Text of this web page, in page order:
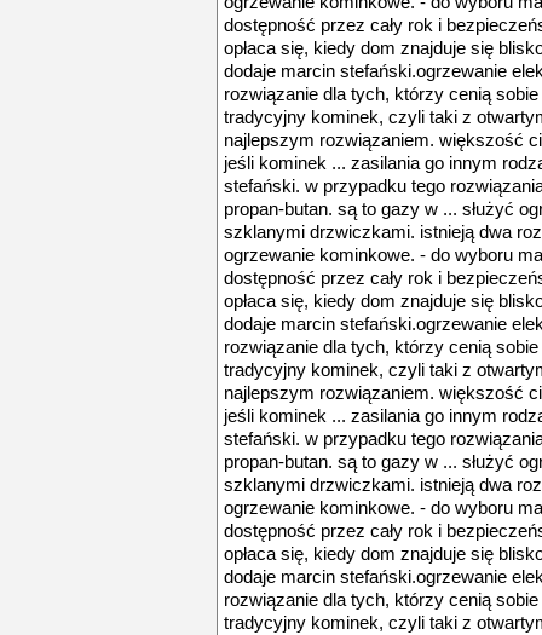
dostępność przez cały rok i
opłaca się, kiedy dom znajduje się
dodaje marcin stefański.ogrzewanie
rozwiązanie dla tych, którzy cenią
tradycyjny kominek, czyli taki z
najlepszym rozwiązaniem. większość
jeśli kominek ... zasilania go innym
stefański. w przypadku tego
propan-butan. są to gazy w ... służyć
szklanymi drzwiczkami. istnieją dwa
ogrzewanie kominkowe. - do wyboru
dostępność przez cały rok i
opłaca się, kiedy dom znajduje się
dodaje marcin stefański.ogrzewanie
rozwiązanie dla tych, którzy cenią
tradycyjny kominek, czyli taki z
najlepszym rozwiązaniem. większość
jeśli kominek ... zasilania go innym
stefański. w przypadku tego
propan-butan. są to gazy w ... służyć
szklanymi drzwiczkami. istnieją dwa
ogrzewanie kominkowe. - do wyboru
dostępność przez cały rok i
opłaca się, kiedy dom znajduje się
dodaje marcin stefański.ogrzewanie
rozwiązanie dla tych, którzy cenią
tradycyjny kominek, czyli taki z